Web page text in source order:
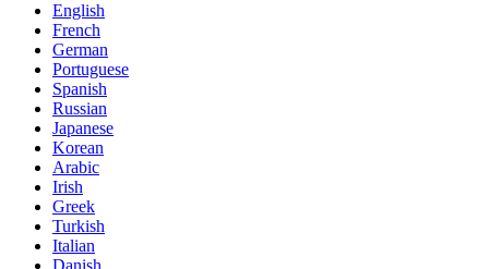
English
French
German
Portuguese
Spanish
Russian
Japanese
Korean
Arabic
Irish
Greek
Turkish
Italian